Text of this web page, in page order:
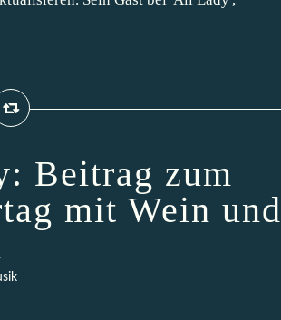
Beitrag zum
mit Wein und